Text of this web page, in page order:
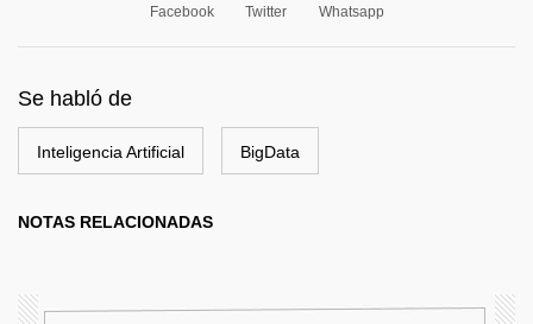
Facebook Twitter Whatsapp
Se habló de
Inteligencia Artificial BigData
NOTAS RELACIONADAS